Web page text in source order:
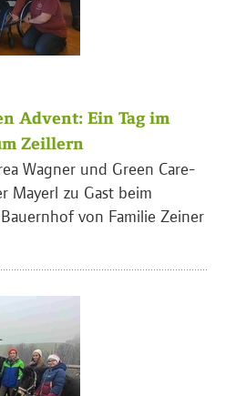
Advent: Ein Tag im
Zeillern
Wagner und Green Care-
Mayerl zu Gast beim
von Familie Zeiner